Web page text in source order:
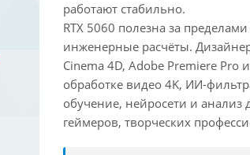
работают стабильно.
RTX 5060 полезна за
инженерные расчёты.
Cinema 4D, Adobe Premiere Pro
обработке видео 4K, ИИ-
обучение, нейросети и
геймеров, творческих